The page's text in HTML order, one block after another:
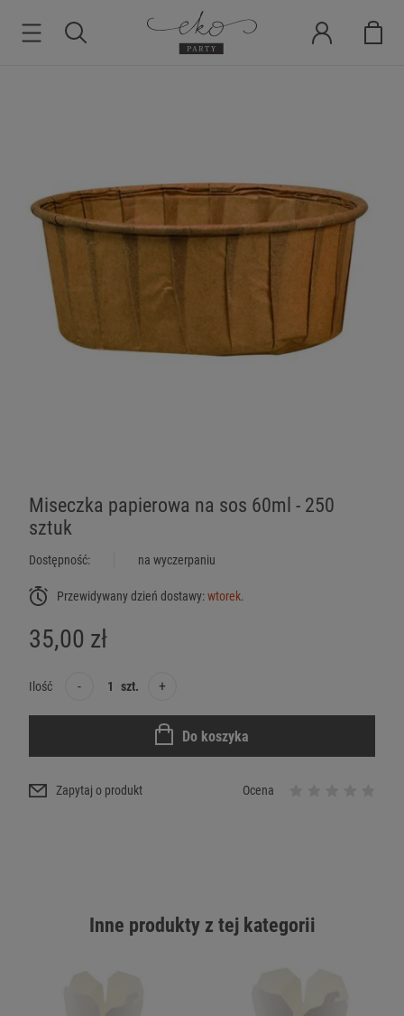
Miseczka papierowa na sos 60ml - 250
sztuk
Dostępność: na wyczerpaniu
Przewidywany dzień dostawy:wtorek.
35,00 zł
Ilość - szt. +
Do koszyka
Zapytaj o produkt Ocena
Inne produkty z tej kategorii